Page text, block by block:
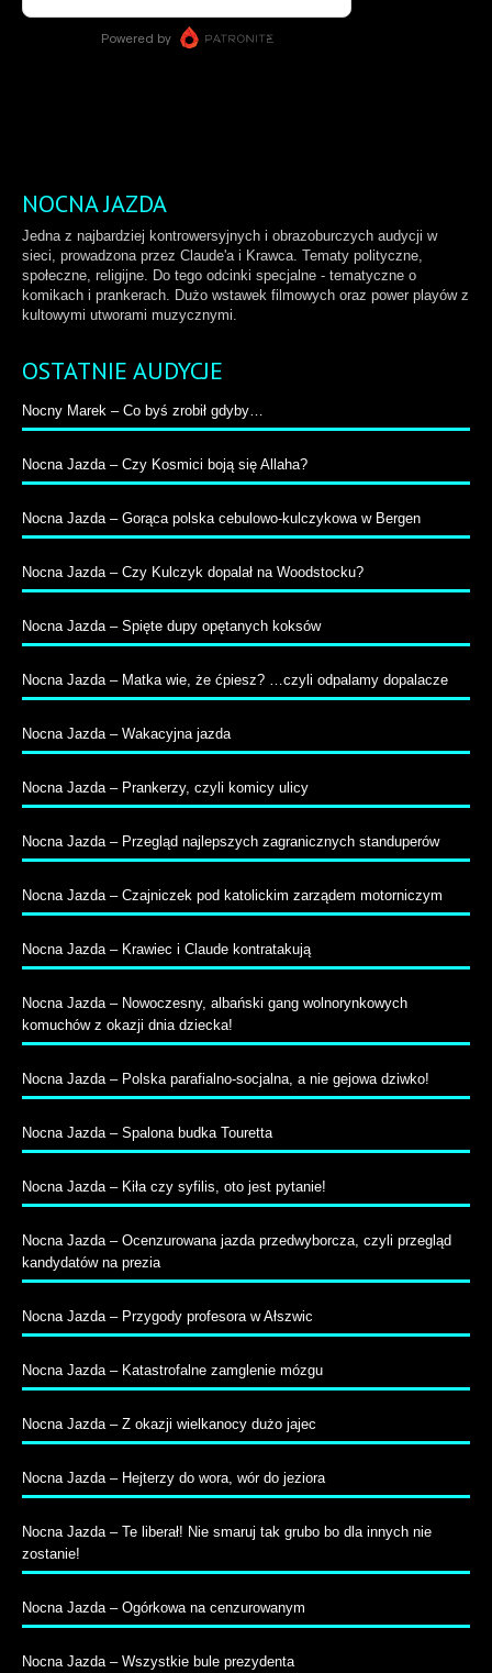
NOCNA JAZDA
Jedna z najbardziej kontrowersyjnych i obrazoburczych audycji w
sieci, prowadzona przez Claude'a i Krawca. Tematy polityczne,
społeczne, religijne. Do tego odcinki specjalne - tematyczne o
komikach i prankerach. Dużo wstawek filmowych oraz power playów z
kultowymi utworami muzycznymi.
OSTATNIE AUDYCJE
Nocny Marek – Co byś zrobił gdyby…
Nocna Jazda – Czy Kosmici boją się Allaha?
Nocna Jazda – Gorąca polska cebulowo-kulczykowa w Bergen
Nocna Jazda – Czy Kulczyk dopalał na Woodstocku?
Nocna Jazda – Spięte dupy opętanych koksów
Nocna Jazda – Matka wie, że ćpiesz? …czyli odpalamy dopalacze
Nocna Jazda – Wakacyjna jazda
Nocna Jazda – Prankerzy, czyli komicy ulicy
Nocna Jazda – Przegląd najlepszych zagranicznych standuperów
Nocna Jazda – Czajniczek pod katolickim zarządem motorniczym
Nocna Jazda – Krawiec i Claude kontratakują
Nocna Jazda – Nowoczesny, albański gang wolnorynkowych
komuchów z okazji dnia dziecka!
Nocna Jazda – Polska parafialno-socjalna, a nie gejowa dziwko!
Nocna Jazda – Spalona budka Touretta
Nocna Jazda – Kiła czy syfilis, oto jest pytanie!
Nocna Jazda – Ocenzurowana jazda przedwyborcza, czyli przegląd
kandydatów na prezia
Nocna Jazda – Przygody profesora w Ałszwic
Nocna Jazda – Katastrofalne zamglenie mózgu
Nocna Jazda – Z okazji wielkanocy dużo jajec
Nocna Jazda – Hejterzy do wora, wór do jeziora
Nocna Jazda – Te liberał! Nie smaruj tak grubo bo dla innych nie
zostanie!
Nocna Jazda – Ogórkowa na cenzurowanym
Nocna Jazda – Wszystkie bule prezydenta